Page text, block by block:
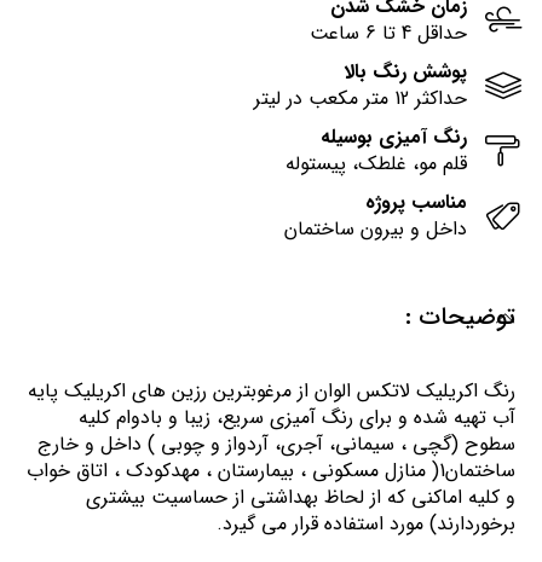
زمان خشک شدن
حداقل 4 تا 6 ساعت
پوشش رنگ بالا
حداکثر 12 متر مکعب در لیتر
رنگ آمیزی بوسیله
قلم مو، غلطک، پیستوله
مناسب پروژه
داخل و بیرون ساختمان
توضیحات :
رنگ اكريليك لاتكس الوان از مرغوبترين رزين هاي اكريليك پايه
آب تهيه شده و برای رنگ آمیزی سریع، زیبا و بادوام کلیه
سطوح (گچی ، سیمانی، آجری، آردواز و چوبی ) داخل و خارج
ساختمان1( منازل مسكوني ، بيمارستان ، مهدكودك ، اتاق خواب
و كليه اماكني كه از لحاظ بهداشتي از حساسيت بيشتري
برخوردارند) مورد استفاده قرار می گیرد.